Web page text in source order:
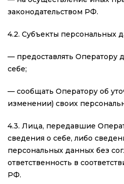
законодательством РФ.
4.2. Субъекты персональных
— предоставлять Оператору
себе;
— сообщать Оператору об
изменении) своих
4.3. Лица, передавшие
сведения о себе, либо
персональных данных без
ответственность в
РФ.